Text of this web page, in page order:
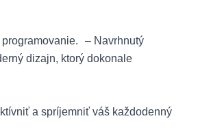
– Navrhnutý
dizajn, ktorý dokonale
a spríjemniť váš každodenný